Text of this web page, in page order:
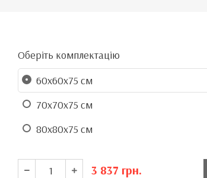
Оберіть комплектацію
60х60х75 см
70х70х75 см
80х80х75 см
3 837 грн.